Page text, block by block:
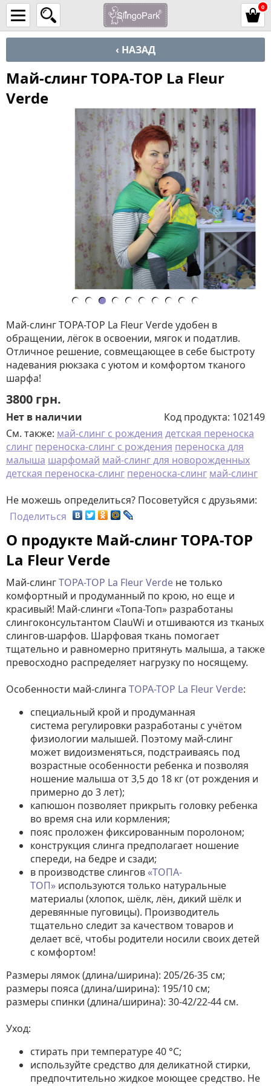
0
‹ НАЗАД
Май-слинг TOPA-TOP La Fleur
Verde
Май-слинг TOPA-TOP La Fleur Verde удобен в
обращении, лёгок в освоении, мягок и податлив.
Отличное решение, совмещающее в себе быстроту
надевания рюкзака с уютом и комфортом тканого
шарфа!
3800 грн.
Нет в наличии Код продукта: 102149
См. также: май-слинг с рождения детская переноска
слинг переноска-слинг с рождения переноска для
малыша шарфомай май-слинг для новорожденных
детская переноска-слинг переноска-слинг май-слинг
Не можешь определиться? Посоветуйся с друзьями:
Поделиться
О продукте Май-слинг TOPA-TOP
La Fleur Verde
Май-слингTOPA-TOP La Fleur Verde не только
комфортный и продуманный по крою, но еще и
красивый! Май-слинги «Топа-Топ» разработаны
слингоконсультантом ClauWi и отшиваются из тканых
слингов-шарфов. Шарфовая ткань помогает
тщательно и равномерно притянуть малыша, а также
превосходно распределяет нагрузку по носящему.
Особенности май-слинга TOPA-TOP La Fleur Verde:
специальный крой и продуманная
система регулировки разработаны с учётом
физиологии малышей. Поэтому май-слинг
может видоизменяться, подстраиваясь под
возрастные особенности ребенка и позволяя
ношение малыша от 3,5 до 18 кг (от рождения и
примерно до 3 лет);
капюшон позволяет прикрыть головку ребенка
во время сна или кормления;
пояс проложен фиксированным поролоном;
конструкция слинга предполагает ношение
спереди, на бедре и сзади;
в производстве слингов«ТОПА-
ТОП» используются только натуральные
материалы (хлопок, шёлк, лён, дикий шёлк и
деревянные пуговицы). Производитель
тщательно следит за качеством товаров и
делает всё, чтобы родители носили своих детей
с комфортом!
Размеры лямок (длина/ширина): 205/26-35 см;
размеры пояса (длина/ширина): 195/10 см;
размеры спинки (длина/ширина): 30-42/22-44 см.
Уход:
стирать при температуре 40 °C;
используйте средство для деликатной стирки,
предпочтительно жидкое моющее средство. Не